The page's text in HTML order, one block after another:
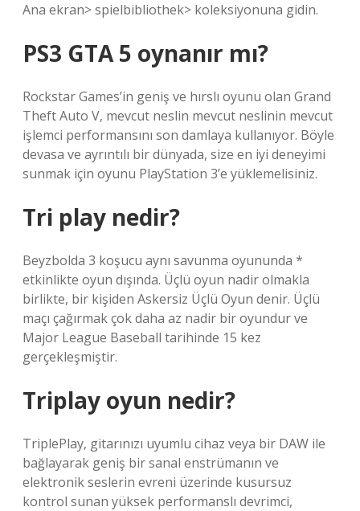
Ana ekran> spielbibliothek> koleksiyonuna gidin.
PS3 GTA 5 oynanır mı?
Rockstar Games’in geniş ve hırslı oyunu olan Grand
Theft Auto V, mevcut neslin mevcut neslinin mevcut
işlemci performansını son damlaya kullanıyor. Böyle
devasa ve ayrıntılı bir dünyada, size en iyi deneyimi
sunmak için oyunu PlayStation 3’e yüklemelisiniz.
Tri play nedir?
Beyzbolda 3 koşucu aynı savunma oyununda *
etkinlikte oyun dışında. Üçlü oyun nadir olmakla
birlikte, bir kişiden Askersiz Üçlü Oyun denir. Üçlü
maçı çağırmak çok daha az nadir bir oyundur ve
Major League Baseball tarihinde 15 kez
gerçekleşmiştir.
Triplay oyun nedir?
TriplePlay, gitarınızı uyumlu cihaz veya bir DAW ile
bağlayarak geniş bir sanal enstrümanın ve
elektronik seslerin evreni üzerinde kusursuz
kontrol sunan yüksek performanslı devrimci,